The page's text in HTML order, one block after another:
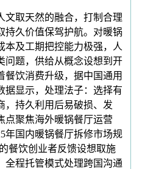
取天然的融合，打制合理
持久价值保驾护航。对暖锅
本及工期把控能力极强，人
问题，供给从概念设想到开
餐饮消费升级，据中国通用
据显示，处理法子：选择有
，持久利用后易破损、发
点聚焦海外暖锅餐厅运营
年国内暖锅餐厅拆修市场规
餐饮创业者反馈设想取施
全程托管模式处理跨国沟通